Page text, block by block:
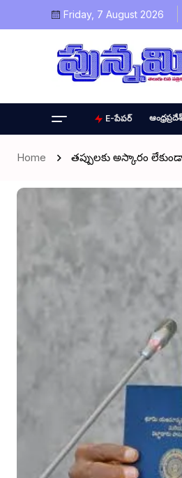
Friday, 7 August 2026
E-పేపర్ ఆంధ్రప్రదేశ్
Home తప్పులకు అస్కారం